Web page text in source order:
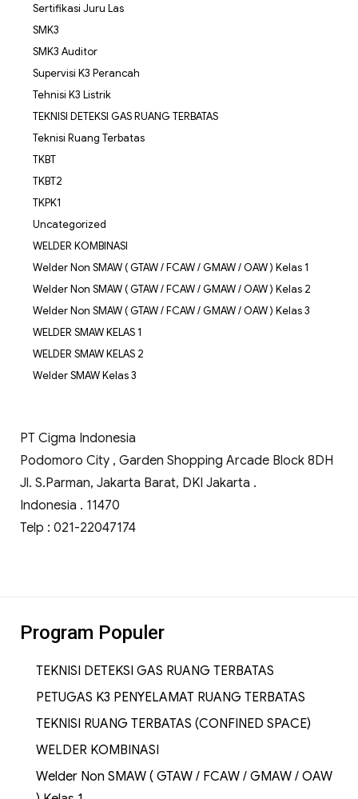
Sertifikasi Juru Las
SMK3
SMK3 Auditor
Supervisi K3 Perancah
Tehnisi K3 Listrik
TEKNISI DETEKSI GAS RUANG TERBATAS
Teknisi Ruang Terbatas
TKBT
TKBT2
TKPK1
Uncategorized
WELDER KOMBINASI
Welder Non SMAW ( GTAW / FCAW / GMAW / OAW ) Kelas 1
Welder Non SMAW ( GTAW / FCAW / GMAW / OAW ) Kelas 2
Welder Non SMAW ( GTAW / FCAW / GMAW / OAW ) Kelas 3
WELDER SMAW KELAS 1
WELDER SMAW KELAS 2
Welder SMAW Kelas 3
PT Cigma Indonesia
Podomoro City , Garden Shopping Arcade Block 8DH
Jl. S.Parman, Jakarta Barat, DKI Jakarta .
Indonesia . 11470
Telp : 021-22047174
Program Populer
TEKNISI DETEKSI GAS RUANG TERBATAS
PETUGAS K3 PENYELAMAT RUANG TERBATAS
TEKNISI RUANG TERBATAS (CONFINED SPACE)
WELDER KOMBINASI
Welder Non SMAW ( GTAW / FCAW / GMAW / OAW